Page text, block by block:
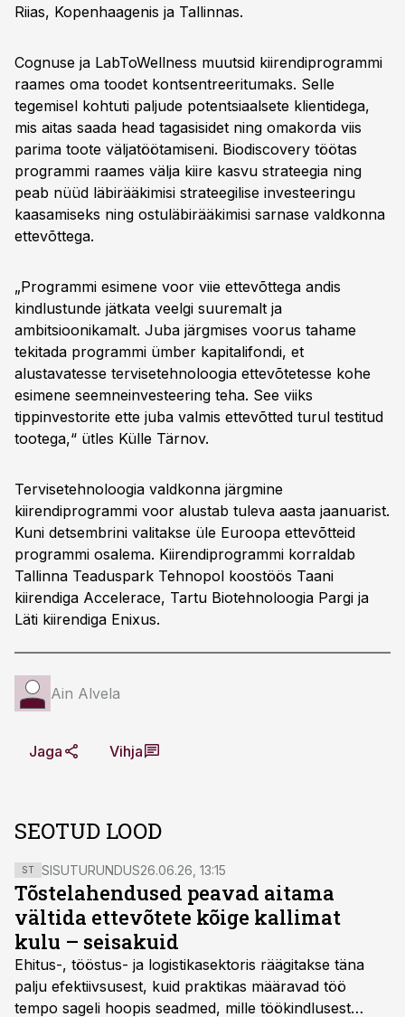
Riias, Kopenhaagenis ja Tallinnas.
Cognuse ja LabToWellness muutsid kiirendiprogrammi
raames oma toodet kontsentreeritumaks. Selle
tegemisel kohtuti paljude potentsiaalsete klientidega,
mis aitas saada head tagasisidet ning omakorda viis
parima toote väljatöötamiseni. Biodiscovery töötas
programmi raames välja kiire kasvu strateegia ning
peab nüüd läbirääkimisi strateegilise investeeringu
kaasamiseks ning ostuläbirääkimisi sarnase valdkonna
ettevõttega.
„Programmi esimene voor viie ettevõttega andis
kindlustunde jätkata veelgi suuremalt ja
ambitsioonikamalt. Juba järgmises voorus tahame
tekitada programmi ümber kapitalifondi, et
alustavatesse tervisetehnoloogia ettevõtetesse kohe
esimene seemneinvesteering teha. See viiks
tippinvestorite ette juba valmis ettevõtted turul testitud
tootega,“ ütles Külle Tärnov.
Tervisetehnoloogia valdkonna järgmine
kiirendiprogrammi voor alustab tuleva aasta jaanuarist.
Kuni detsembrini valitakse üle Euroopa ettevõtteid
programmi osalema. Kiirendiprogrammi korraldab
Tallinna Teaduspark Tehnopol koostöös Taani
kiirendiga Accelerace, Tartu Biotehnoloogia Pargi ja
Läti kiirendiga Enixus.
Ain Alvela
Jaga Vihja
SEOTUD LOOD
ST SISUTURUNDUS26.06.26, 13:15
Tõstelahendused peavad aitama
vältida ettevõtete kõige kallimat
kulu – seisakuid
Ehitus-, tööstus- ja logistikasektoris räägitakse täna
palju efektiivsusest, kuid praktikas määravad töö
tempo sageli hoopis seadmed, mille töökindlusest